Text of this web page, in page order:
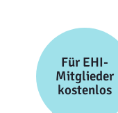
Für EHI-
Mitglieder
kostenlos